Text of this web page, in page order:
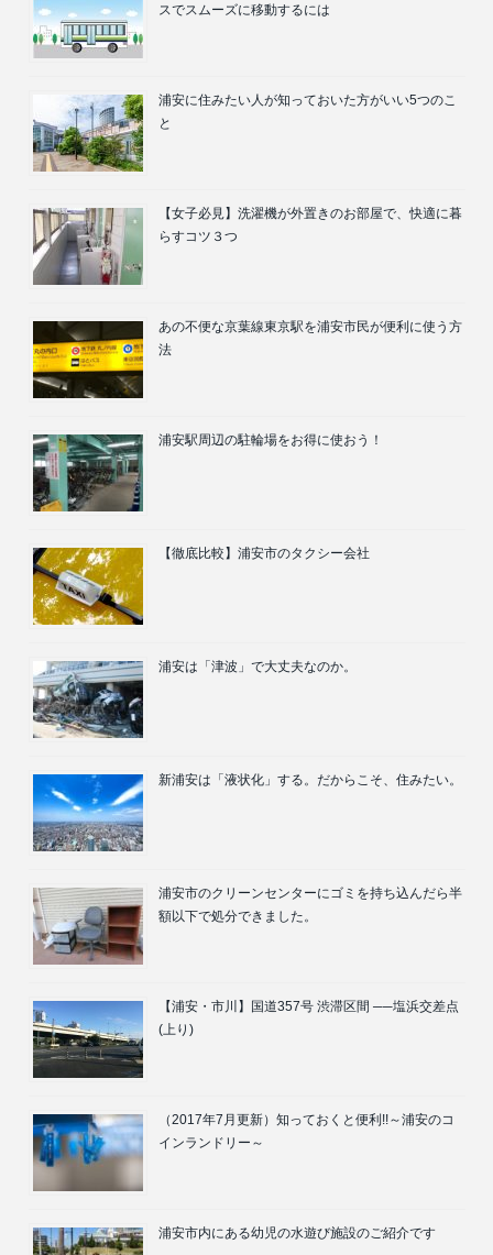
スでスムーズに移動するには
浦安に住みたい人が知っておいた方がいい5つのこ
と
【女子必見】洗濯機が外置きのお部屋で、快適に暮
らすコツ３つ
あの不便な京葉線東京駅を浦安市民が便利に使う方
法
浦安駅周辺の駐輪場をお得に使おう！
【徹底比較】浦安市のタクシー会社
浦安は「津波」で大丈夫なのか。
新浦安は「液状化」する。だからこそ、住みたい。
浦安市のクリーンセンターにゴミを持ち込んだら半
額以下で処分できました。
【浦安・市川】国道357号 渋滞区間 ──塩浜交差点
(上り)
（2017年7月更新）知っておくと便利!!～浦安のコ
インランドリー～
浦安市内にある幼児の水遊び施設のご紹介です